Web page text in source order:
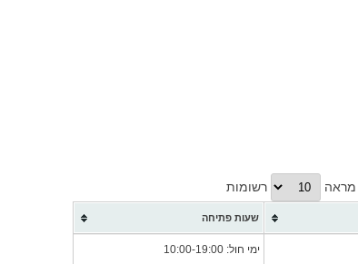
טיפוח וקוסמטיקה
ספרים
בית הדין הרבני
מכון התקנים סניפים
מראה רשומות
שעות פתיחה
ימי חול: 10:00-19:00